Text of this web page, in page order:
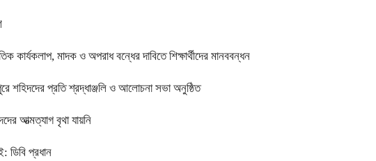
কার্যকলাপ, মাদক ও অপরাধ বন্ধের দাবিতে শিক্ষার্থীদের মানববন্ধন
শহিদদের প্রতি শ্রদ্ধাঞ্জলি ও আলোচনা সভা অনুষ্ঠিত
আত্মত্যাগ বৃথা যায়নি
ডিবি প্রধান